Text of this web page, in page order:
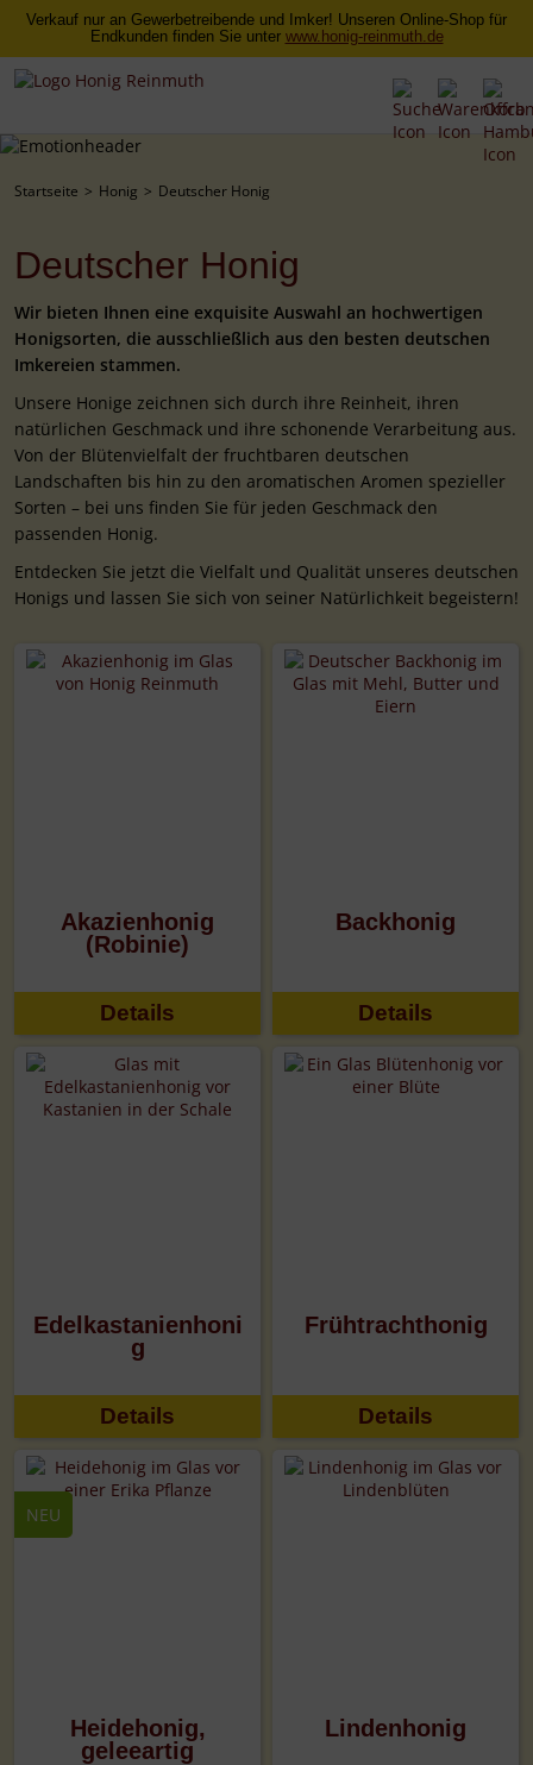
Verkauf nur an Gewerbetreibende und Imker! Unseren Online-Shop für
Endkunden finden Sie unter www.honig-reinmuth.de
Startseite Honig Deutscher Honig
Deutscher Honig
Wir bieten Ihnen eine exquisite Auswahl an hochwertigen
Honigsorten, die ausschließlich aus den besten deutschen
Imkereien stammen.
Unsere Honige zeichnen sich durch ihre Reinheit, ihren
natürlichen Geschmack und ihre schonende Verarbeitung aus.
Von der Blütenvielfalt der fruchtbaren deutschen
Landschaften bis hin zu den aromatischen Aromen spezieller
Sorten – bei uns finden Sie für jeden Geschmack den
passenden Honig.
Entdecken Sie jetzt die Vielfalt und Qualität unseres deutschen
Honigs und lassen Sie sich von seiner Natürlichkeit begeistern!
Akazienhonig
(Robinie)
Details
Backhonig
Details
Edelkastanienhoni
g
Details
Frühtrachthonig
Details
NEU
Heidehonig,
geleeartig
Lindenhonig